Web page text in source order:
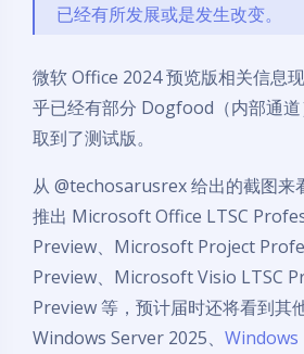
已经有所发展或是发生改变。
微软 Office 2024 预览版相关信息
乎已经有部分 Dogfood（内部通
取到了测试版。
从 @techosarusrex 给出的截图来
推出 Microsoft Office LTSC
Preview、Microsoft Project
Preview、Microsoft Visio LTSC
Preview 等，预计届时还将看到其
Windows Server 2025、 Windows